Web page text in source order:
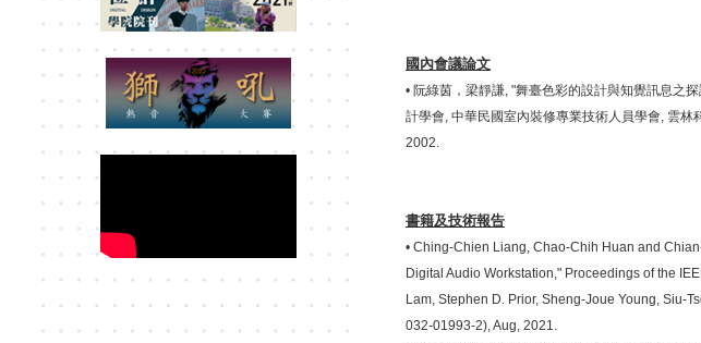
國 內會議論文
• 阮綠茵，梁靜謙, "舞臺色彩的設計與知覺訊息之
計學會, 中華民國室內裝修專業技術人員學會, 雲林
2002.
書籍及技術報告
• Ching-Chien Liang, Chao-Chih Huan and
Digital Audio Workstation," Proceedings of the
Lam, Stephen D. Prior, Sheng-Joue Young, Siu-
032-01993-2), Aug, 2021.